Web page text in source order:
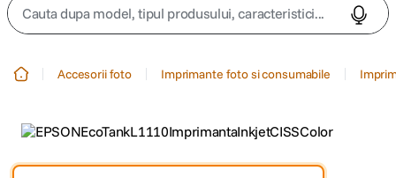
Accesorii foto Imprimante foto si consumabile